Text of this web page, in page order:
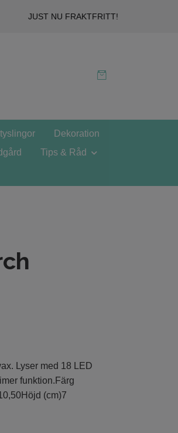
JUST NU FRAKTFRITT!
Dekoration
Tips & Råd
Lyser med 18 LED
funktion.Färg
(cm)7